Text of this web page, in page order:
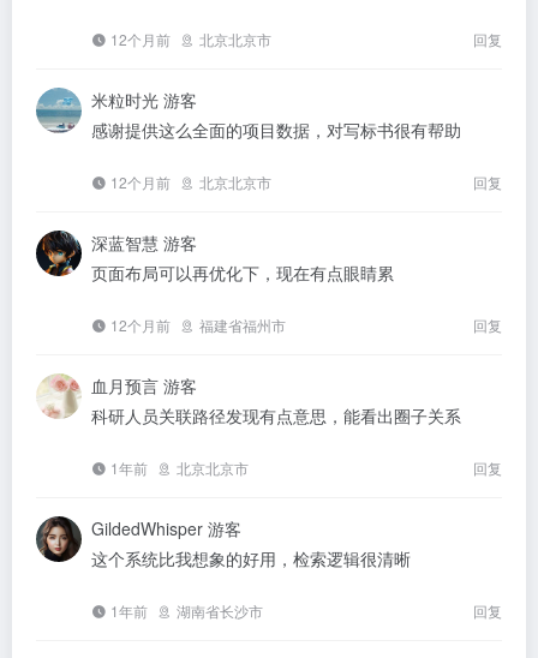
12个月前 北京北京市 回复
米粒时光 游客
感谢提供这么全面的项目数据，对写标书很有帮助
12个月前 北京北京市 回复
深蓝智慧 游客
页面布局可以再优化下，现在有点眼睛累
12个月前 福建省福州市 回复
血月预言 游客
科研人员关联路径发现有点意思，能看出圈子关系
1年前 北京北京市 回复
GildedWhisper 游客
这个系统比我想象的好用，检索逻辑很清晰
1年前 湖南省长沙市 回复